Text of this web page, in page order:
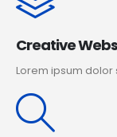
Creative
Lorem ipsum